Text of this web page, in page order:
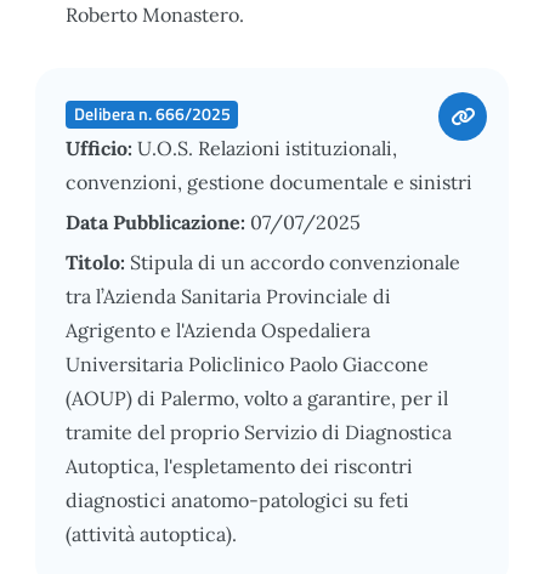
Roberto Monastero.
Delibera n. 666/2025
Ufficio: U.O.S. Relazioni istituzionali,
convenzioni, gestione documentale e sinistri
Data Pubblicazione: 07/07/2025
Titolo: Stipula di un accordo convenzionale
tra l’Azienda Sanitaria Provinciale di
Agrigento e l'Azienda Ospedaliera
Universitaria Policlinico Paolo Giaccone
(AOUP) di Palermo, volto a garantire, per il
tramite del proprio Servizio di Diagnostica
Autoptica, l'espletamento dei riscontri
diagnostici anatomo-patologici su feti
(attività autoptica).